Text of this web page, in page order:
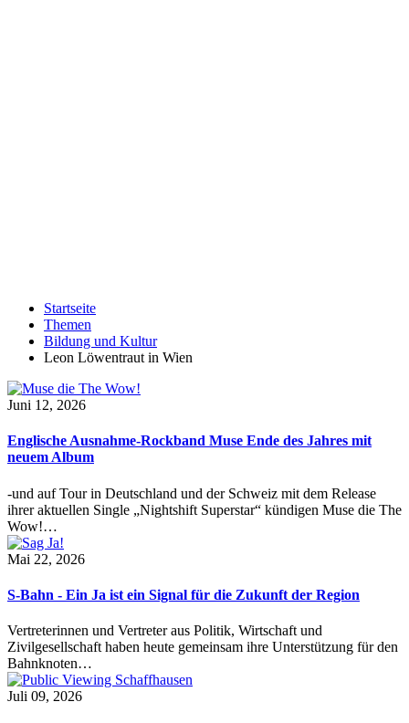
Startseite
Themen
Bildung und Kultur
Leon Löwentraut in Wien
Juni 12, 2026
Englische Ausnahme-Rockband Muse Ende des Jahres mit
neuem Album
-und auf Tour in Deutschland und der Schweiz mit dem Release
ihrer aktuellen Single „Nightshift Superstar“ kündigen Muse die The
Wow!…
Mai 22, 2026
S-Bahn - Ein Ja ist ein Signal für die Zukunft der Region
Vertreterinnen und Vertreter aus Politik, Wirtschaft und
Zivilgesellschaft haben heute gemeinsam ihre Unterstützung für den
Bahnknoten…
Juli 09, 2026